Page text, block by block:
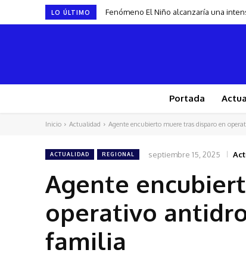
LO ÚLTIMO Fenómeno El Niño alcanzaría una
Portada
Inicio Actualidad Agente encubierto muere tras disparo en
ACTUALIDAD REGIONAL septiembre 15, 2025
Agente
operativo
familia